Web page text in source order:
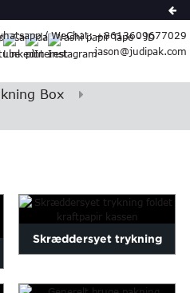
/ WeChat: +8613609677029
jason@judipak.com
Box
Skræddersyet trykning